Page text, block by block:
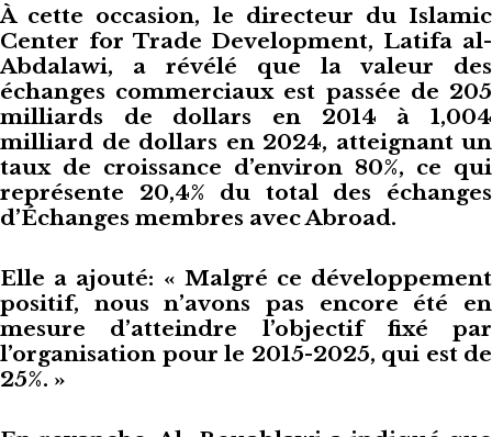
À cette occasion, le directeur du Islamic
Center for Trade Development, Latifa al-
Abdalawi, a révélé que la valeur des
échanges commerciaux est passée de 205
milliards de dollars en 2014 à 1,004
milliard de dollars en 2024, atteignant un
taux de croissance d’environ 80%, ce qui
représente 20,4% du total des échanges
d’Échanges membres avec Abroad.
Elle a ajouté: « Malgré ce développement
positif, nous n’avons pas encore été en
mesure d’atteindre l’objectif fixé par
l’organisation pour le 2015-2025, qui est de
25%. »